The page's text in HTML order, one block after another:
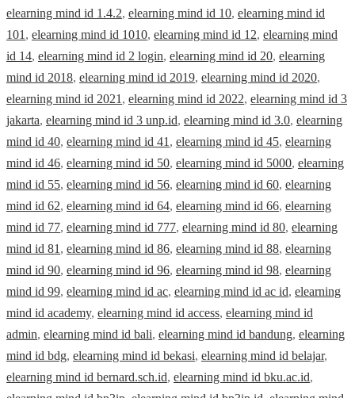
elearning mind id 1.4.2, elearning mind id 10, elearning mind id
101, elearning mind id 1010, elearning mind id 12, elearning mind
id 14, elearning mind id 2 login, elearning mind id 20, elearning
mind id 2018, elearning mind id 2019, elearning mind id 2020,
elearning mind id 2021, elearning mind id 2022, elearning mind id 3
jakarta, elearning mind id 3 unp.id, elearning mind id 3.0, elearning
mind id 40, elearning mind id 41, elearning mind id 45, elearning
mind id 46, elearning mind id 50, elearning mind id 5000, elearning
mind id 55, elearning mind id 56, elearning mind id 60, elearning
mind id 62, elearning mind id 64, elearning mind id 66, elearning
mind id 77, elearning mind id 777, elearning mind id 80, elearning
mind id 81, elearning mind id 86, elearning mind id 88, elearning
mind id 90, elearning mind id 96, elearning mind id 98, elearning
mind id 99, elearning mind id ac, elearning mind id ac id, elearning
mind id academy, elearning mind id access, elearning mind id
admin, elearning mind id bali, elearning mind id bandung, elearning
mind id bdg, elearning mind id bekasi, elearning mind id belajar,
elearning mind id bernard.sch.id, elearning mind id bku.ac.id,